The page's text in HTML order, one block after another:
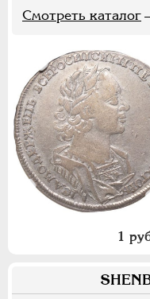
Смотреть каталог
1